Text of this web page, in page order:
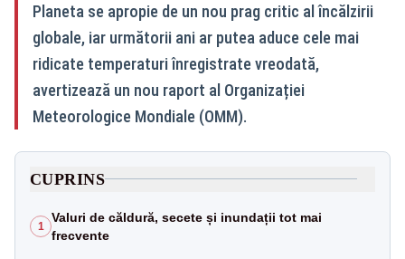
Planeta se apropie de un nou prag critic al încălzirii
globale, iar următorii ani ar putea aduce cele mai
ridicate temperaturi înregistrate vreodată,
avertizează un nou raport al Organizației
Meteorologice Mondiale (OMM).
CUPRINS
1
Valuri de căldură, secete și inundații tot mai
frecvente